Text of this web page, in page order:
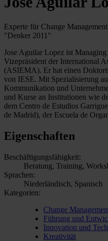
Experte für Change
"Denker 2011"
Jose Aguilar Lopez ist
Vizepräsident der International
(ASIEMA). Er hat einen
von IESE. Mit Spezialisierung
Kommunikation und
und Kurse an Institutionen wie
dem Centro de Estudios
de Madrid), der Escuela de
Eigenschaften
Beschäftigungsfähigkeit:
Beratung, Training,
Sprachen:
Niederländisch, Spanisch
Kategorien:
Change
Führung und
Innovation und
Kreativität